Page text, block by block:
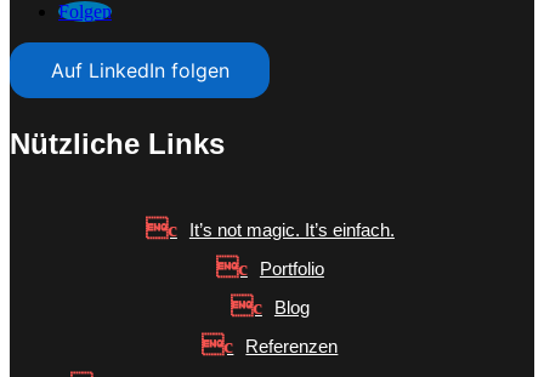
Folgen
Auf LinkedIn folgen
Nützliche Links
It’s not magic. It’s einfach.
Portfolio
Blog
Referenzen